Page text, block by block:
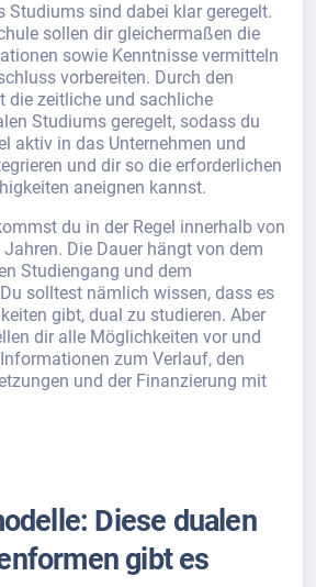
Studiums sind dabei klar geregelt.
sollen dir gleichermaßen die
sowie Kenntnisse vermitteln
vorbereiten. Durch den
die zeitliche und sachliche
Studiums geregelt, sodass du
aktiv in das Unternehmen und
und dir so die erforderlichen
aneignen kannst.
du in der Regel innerhalb von
Die Dauer hängt von dem
Studiengang und dem
solltest nämlich wissen, dass es
gibt, dual zu studieren. Aber
dir alle Möglichkeiten vor und
zum Verlauf, den
und der Finanzierung mit
Diese dualen
gibt es